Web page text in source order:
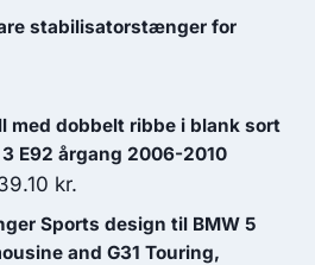
kr..
aktuelle
148.00 kr..
stabilisatorstænger for
med dobbelt ribbe i blank sort
E92 årgang 2006-2010
kr.
aktuelle
pris
Sports design til BMW 5
and G31 Touring,